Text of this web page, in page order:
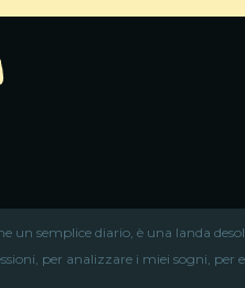
un semplice diario, è una landa
per analizzare i miei sogni, per